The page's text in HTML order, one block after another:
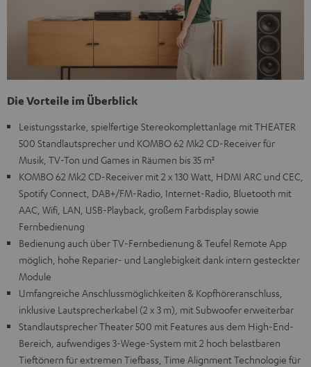
Die Vorteile im Überblick
Leistungsstarke, spielfertige Stereokomplettanlage mit THEATER
500 Standlautsprecher und KOMBO 62 Mk2 CD-Receiver für
Musik, TV-Ton und Games in Räumen bis 35 m²
KOMBO 62 Mk2 CD-Receiver mit 2 x 130 Watt, HDMI ARC und CEC,
Spotify Connect, DAB+/FM-Radio, Internet-Radio, Bluetooth mit
AAC, Wifi, LAN, USB-Playback, großem Farbdisplay sowie
Fernbedienung
Bedienung auch über TV-Fernbedienung & Teufel Remote App
möglich, hohe Reparier- und Langlebigkeit dank intern gesteckter
Module
Umfangreiche Anschlussmöglichkeiten & Kopfhöreranschluss,
inklusive Lautsprecherkabel (2 x 3 m), mit Subwoofer erweiterbar
Standlautsprecher Theater 500 mit Features aus dem High-End-
Bereich, aufwendiges 3-Wege-System mit 2 hoch belastbaren
Tieftönern für extremen Tiefbass, Time Alignment Technologie für